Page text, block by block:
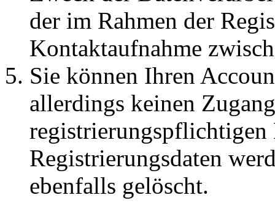
der im Rahmen der
Kontaktaufnahme
Sie können Ihren
allerdings keinen
registrierungspflichtigen
Registrierungsdaten
ebenfalls gelöscht.